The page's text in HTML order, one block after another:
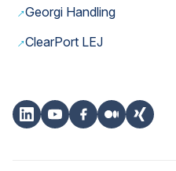
→Georgi Handling
→ClearPort LEJ